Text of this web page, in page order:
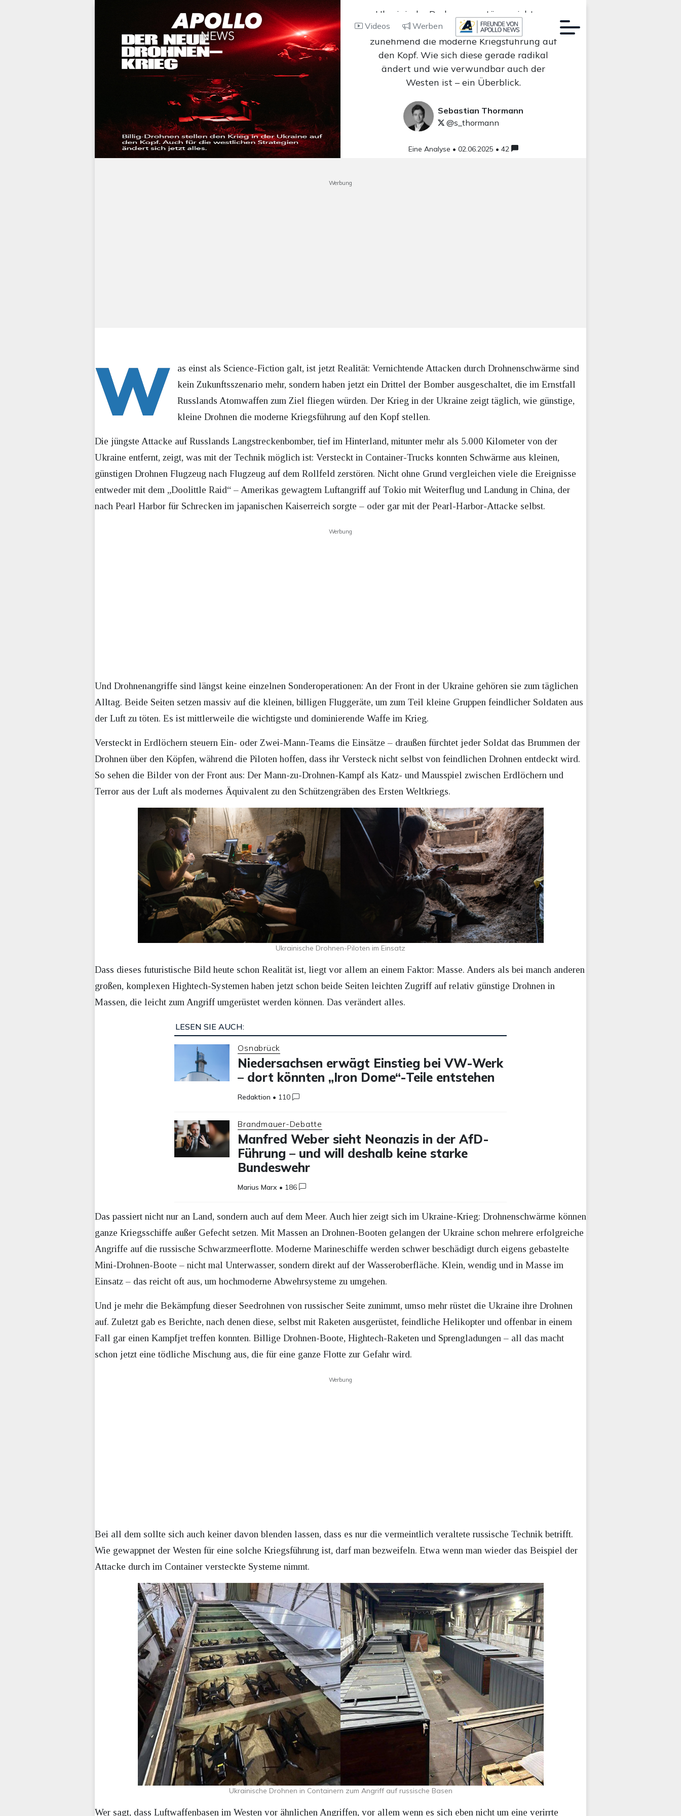
Videos Werben
Ukrainische Drohnen zerstören nicht nur
russische Bomber – sondern stellen auch
zunehmend die moderne Kriegsführung auf
den Kopf. Wie sich diese gerade radikal
ändert und wie verwundbar auch der
Westen ist – ein Überblick.
Sebastian Thormann
@s_thormann
Eine Analyse • 02.06.2025 • 42
Werbung
W
as einst als Science-Fiction galt, ist jetzt Realität: Vernichtende Attacken durch Drohnenschwärme sind
kein Zukunftsszenario mehr, sondern haben jetzt ein Drittel der Bomber ausgeschaltet, die im Ernstfall
Russlands Atomwaffen zum Ziel fliegen würden. Der Krieg in der Ukraine zeigt täglich, wie günstige,
kleine Drohnen die moderne Kriegsführung auf den Kopf stellen.
Die jüngste Attacke auf Russlands Langstreckenbomber, tief im Hinterland, mitunter mehr als 5.000 Kilometer von der
Ukraine entfernt, zeigt, was mit der Technik möglich ist: Versteckt in Container-Trucks konnten Schwärme aus kleinen,
günstigen Drohnen Flugzeug nach Flugzeug auf dem Rollfeld zerstören. Nicht ohne Grund vergleichen viele die Ereignisse
entweder mit dem „Doolittle Raid“ – Amerikas gewagtem Luftangriff auf Tokio mit Weiterflug und Landung in China, der
nach Pearl Harbor für Schrecken im japanischen Kaiserreich sorgte – oder gar mit der Pearl-Harbor-Attacke selbst.
Werbung
Und Drohnenangriffe sind längst keine einzelnen Sonderoperationen: An der Front in der Ukraine gehören sie zum täglichen
Alltag. Beide Seiten setzen massiv auf die kleinen, billigen Fluggeräte, um zum Teil kleine Gruppen feindlicher Soldaten aus
der Luft zu töten. Es ist mittlerweile die wichtigste und dominierende Waffe im Krieg.
Versteckt in Erdlöchern steuern Ein- oder Zwei-Mann-Teams die Einsätze – draußen fürchtet jeder Soldat das Brummen der
Drohnen über den Köpfen, während die Piloten hoffen, dass ihr Versteck nicht selbst von feindlichen Drohnen entdeckt wird.
So sehen die Bilder von der Front aus: Der Mann-zu-Drohnen-Kampf als Katz- und Mausspiel zwischen Erdlöchern und
Terror aus der Luft als modernes Äquivalent zu den Schützengräben des Ersten Weltkriegs.
Ukrainische Drohnen-Piloten im Einsatz
Dass dieses futuristische Bild heute schon Realität ist, liegt vor allem an einem Faktor: Masse. Anders als bei manch anderen
großen, komplexen Hightech-Systemen haben jetzt schon beide Seiten leichten Zugriff auf relativ günstige Drohnen in
Massen, die leicht zum Angriff umgerüstet werden können. Das verändert alles.
LESEN SIE AUCH:
Osnabrück
Niedersachsen erwägt Einstieg bei VW-Werk
– dort könnten „Iron Dome“-Teile entstehen
Redaktion • 110
Brandmauer-Debatte
Manfred Weber sieht Neonazis in der AfD-
Führung – und will deshalb keine starke
Bundeswehr
Marius Marx • 186
Das passiert nicht nur an Land, sondern auch auf dem Meer. Auch hier zeigt sich im Ukraine-Krieg: Drohnenschwärme können
ganze Kriegsschiffe außer Gefecht setzen. Mit Massen an Drohnen-Booten gelangen der Ukraine schon mehrere erfolgreiche
Angriffe auf die russische Schwarzmeerflotte. Moderne Marineschiffe werden schwer beschädigt durch eigens gebastelte
Mini-Drohnen-Boote – nicht mal Unterwasser, sondern direkt auf der Wasseroberfläche. Klein, wendig und in Masse im
Einsatz – das reicht oft aus, um hochmoderne Abwehrsysteme zu umgehen.
Und je mehr die Bekämpfung dieser Seedrohnen von russischer Seite zunimmt, umso mehr rüstet die Ukraine ihre Drohnen
auf. Zuletzt gab es Berichte, nach denen diese, selbst mit Raketen ausgerüstet, feindliche Helikopter und offenbar in einem
Fall gar einen Kampfjet treffen konnten. Billige Drohnen-Boote, Hightech-Raketen und Sprengladungen – all das macht
schon jetzt eine tödliche Mischung aus, die für eine ganze Flotte zur Gefahr wird.
Werbung
Bei all dem sollte sich auch keiner davon blenden lassen, dass es nur die vermeintlich veraltete russische Technik betrifft.
Wie gewappnet der Westen für eine solche Kriegsführung ist, darf man bezweifeln. Etwa wenn man wieder das Beispiel der
Attacke durch im Container versteckte Systeme nimmt.
Ukrainische Drohnen in Containern zum Angriff auf russische Basen
Wer sagt, dass Luftwaffenbasen im Westen vor ähnlichen Angriffen, vor allem wenn es sich eben nicht um eine verirrte